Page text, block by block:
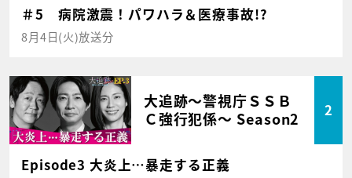
＃5 病院激震！パワハラ＆医療事故!?
8月4日(火)放送分
大追跡～警視庁ＳＳＢ
Ｃ強行犯係～ Season2
2
Episode3 大炎上…暴走する正義